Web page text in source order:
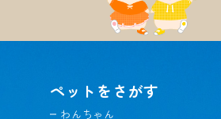
ペットをさがす
わんちゃん